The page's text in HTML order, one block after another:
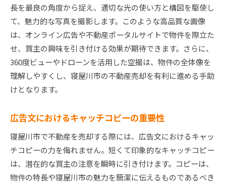
長を最良の角度から捉え、適切な光の使い方と構図を駆使し
て、魅力的な写真を撮影します。このような高品質な画像
は、オンライン広告や不動産ポータルサイトで物件を際立た
せ、買主の興味を引き付ける効果が期待できます。さらに、
360度ビューやドローンを活用した空撮は、物件の全体像を
理解しやすくし、寝屋川市の不動産売却を有利に進める手助
けとなります。
広告文におけるキャッチコピーの重要性
寝屋川市で不動産を売却する際には、広告文におけるキャッ
チコピーの力を侮れません。短くて印象的なキャッチコピー
は、潜在的な買主の注意を瞬時に引き付けます。コピーは、
物件の特長や寝屋川市の魅力を簡潔に伝えるものであるべき